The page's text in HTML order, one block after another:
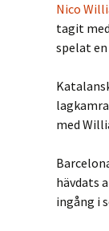
Nico
tagit
spelat
med
hävdats
ingång i